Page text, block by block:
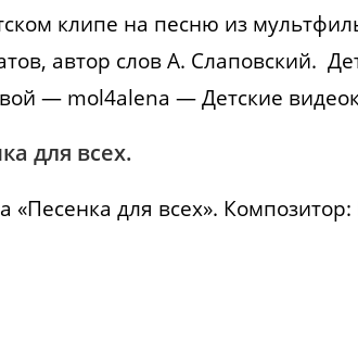
клипе на песню из
автор слов А. Слаповский.
— mol4alena — Детские
для всех.
для всех». Композитор: